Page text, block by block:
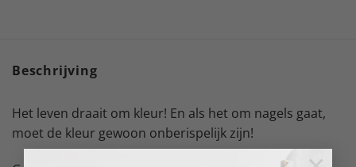
Beschrijving
Het leven draait om kleur! En als het om nagels gaat,
moet de kleur gewoon onberispelijk zijn!